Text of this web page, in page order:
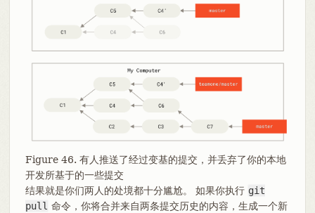
Figure 46. 有人推送了经过变基的提交，并丢弃了你的本地
开发所基于的一些提交
结果就是你们两人的处境都十分尴尬。 如果你执行 git
pull 命令，你将合并来自两条提交历史的内容，生成一个新